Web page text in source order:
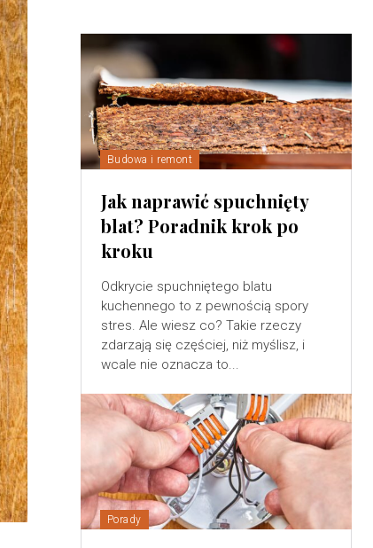
Budowa i remont
Jak naprawić spuchnięty
blat? Poradnik krok po
kroku
Odkrycie spuchniętego blatu
kuchennego to z pewnością spory
stres. Ale wiesz co? Takie rzeczy
zdarzają się częściej, niż myślisz, i
wcale nie oznacza to...
Porady